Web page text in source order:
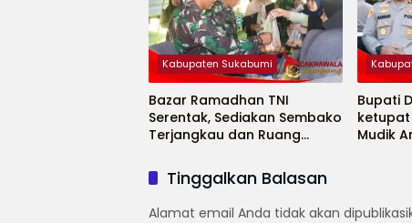
Kabupaten Sukabumi
Bazar Ramadhan TNI
Serentak, Sediakan Sembako
Terjangkau dan Ruang
Bupati
ketupat
Mudik
Tinggalkan Balasan
Alamat email Anda tidak akan